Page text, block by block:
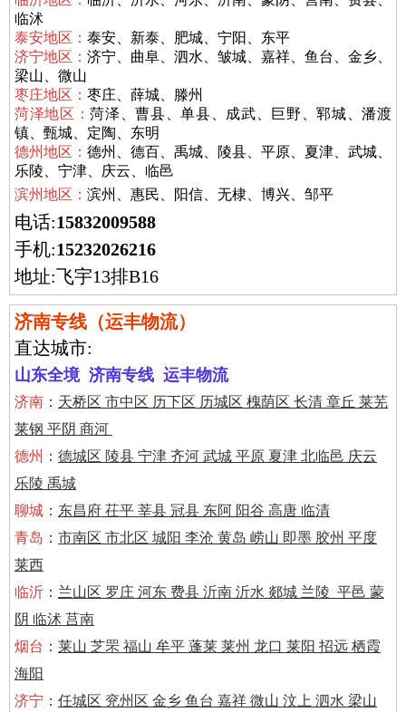
临沭
泰安地区： 泰安、新泰、肥城、宁阳、东平
济宁地区： 济宁、曲阜、泗水、皱城、嘉祥、鱼台、金乡、
梁山、微山
枣庄地区： 枣庄、薛城、滕州
菏泽地区：菏泽、曹县、单县、成武、巨野、郓城、潘渡
镇、甄城、定陶、东明
德州地区： 德州、德百、禹城、陵县、平原、夏津、武城、
乐陵、宁津、庆云、临邑
滨州地区： 滨州、惠民、阳信、无棣、博兴、邹平
电话:15832009588
手机:15232026216
地址:飞宇13排B16
济南专线（运丰物流）
直达城市:
山东全境 济南专线 运丰物流
济南 ： 天桥区 市中区 历下区 历城区 槐荫区 长清 章丘 莱芜
莱钢 平阴 商河
德州 ： 德城区 陵县 宁津 齐河 武城 平原 夏津 北临邑 庆云
乐陵 禹城
聊城 ： 东昌府 茌平 莘县 冠县 东阿 阳谷 高唐 临清
青岛 ： 市南区 市北区 城阳 李沧 黄岛 崂山 即墨 胶州 平度
莱西
临沂 ： 兰山区 罗庄 河东 费县 沂南 沂水 郯城 兰陵 平邑 蒙
阴 临沭 莒南
烟台 ： 莱山 芝罘 福山 牟平 蓬莱 莱州 龙口 莱阳 招远 栖霞
海阳
济宁 ： 任城区 兖州区 金乡 鱼台 嘉祥 微山 汶上 泗水 梁山